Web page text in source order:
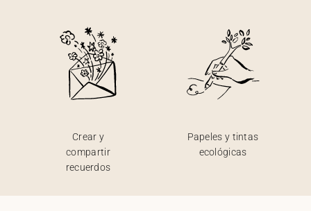
Crear y
compartir
recuerdos
Papeles y tintas
ecológicas